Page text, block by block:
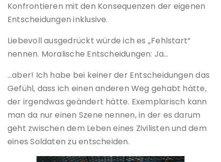
Konfrontieren mit den Konsequenzen der eigenen
Entscheidungen inklusive.
Liebevoll ausgedrückt würde ich es „Fehlstart“
nennen. Moralische Entscheidungen: Ja…
…aber! Ich habe bei keiner der Entscheidungen das
Gefühl, dass ich einen anderen Weg gehabt hätte,
der irgendwas geändert hätte. Exemplarisch kann
man da nur einen Szene nennen, in der es darum
geht zwischen dem Leben eines Zivilisten und dem
eines Soldaten zu entscheiden.